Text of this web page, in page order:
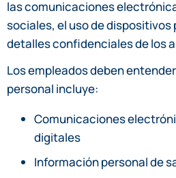
las comunicaciones
sociales, el uso de dispositivos
detalles confidenciales de los
Los empleados deben
personal incluye:
Comunicaciones
digitales
Información personal de